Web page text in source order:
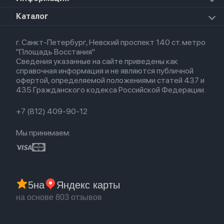
Apple Watch SE 2022
Airpods 3
Airpods (1-е)
EarPods
HomePod 2
Для Macbook
О магазине
Политика конфиденциальности
Оплата и доставка
Партнерская программа
Гарантия
Обмен и возврат
Бонусы
Каталог
Новые поступления
Популярное
Акции
г. Санкт-Петербург, Невский проспект 140 ст. метро
"Площадь Восстания"
Сведения указанные на сайте приведены как
справочная информация и не являются публичной
офертой, определяемой положениями статей 437 и
435 Гражданского кодекса Российской Федерации.
+7 (812) 409-90-12
Мы принимаем:
5на Яндекс карты
на основе 803 отзывов